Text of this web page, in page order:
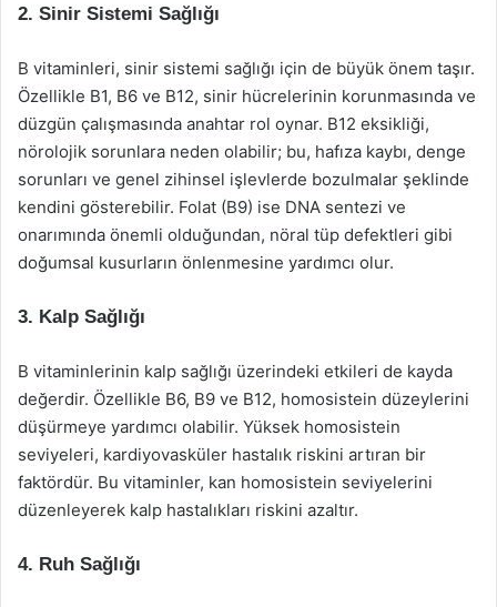
2. Sinir Sistemi Sağlığı
B vitaminleri, sinir sistemi sağlığı için de büyük önem taşır.
Özellikle B1, B6 ve B12, sinir hücrelerinin korunmasında ve
düzgün çalışmasında anahtar rol oynar. B12 eksikliği,
nörolojik sorunlara neden olabilir; bu, hafıza kaybı, denge
sorunları ve genel zihinsel işlevlerde bozulmalar şeklinde
kendini gösterebilir. Folat (B9) ise DNA sentezi ve
onarımında önemli olduğundan, nöral tüp defektleri gibi
doğumsal kusurların önlenmesine yardımcı olur.
3. Kalp Sağlığı
B vitaminlerinin kalp sağlığı üzerindeki etkileri de kayda
değerdir. Özellikle B6, B9 ve B12, homosistein düzeylerini
düşürmeye yardımcı olabilir. Yüksek homosistein
seviyeleri, kardiyovasküler hastalık riskini artıran bir
faktördür. Bu vitaminler, kan homosistein seviyelerini
düzenleyerek kalp hastalıkları riskini azaltır.
4. Ruh Sağlığı